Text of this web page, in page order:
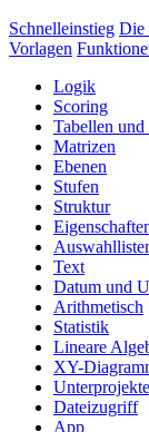
Schnelleinstieg Die
Vorlagen
Logik
Scoring
Tabellen und
Matrizen
Ebenen
Stufen
Struktur
Text
Datum und
Arithmetisch
Statistik
Lineare
XY-
Unterprojekte
Dateizugriff
App